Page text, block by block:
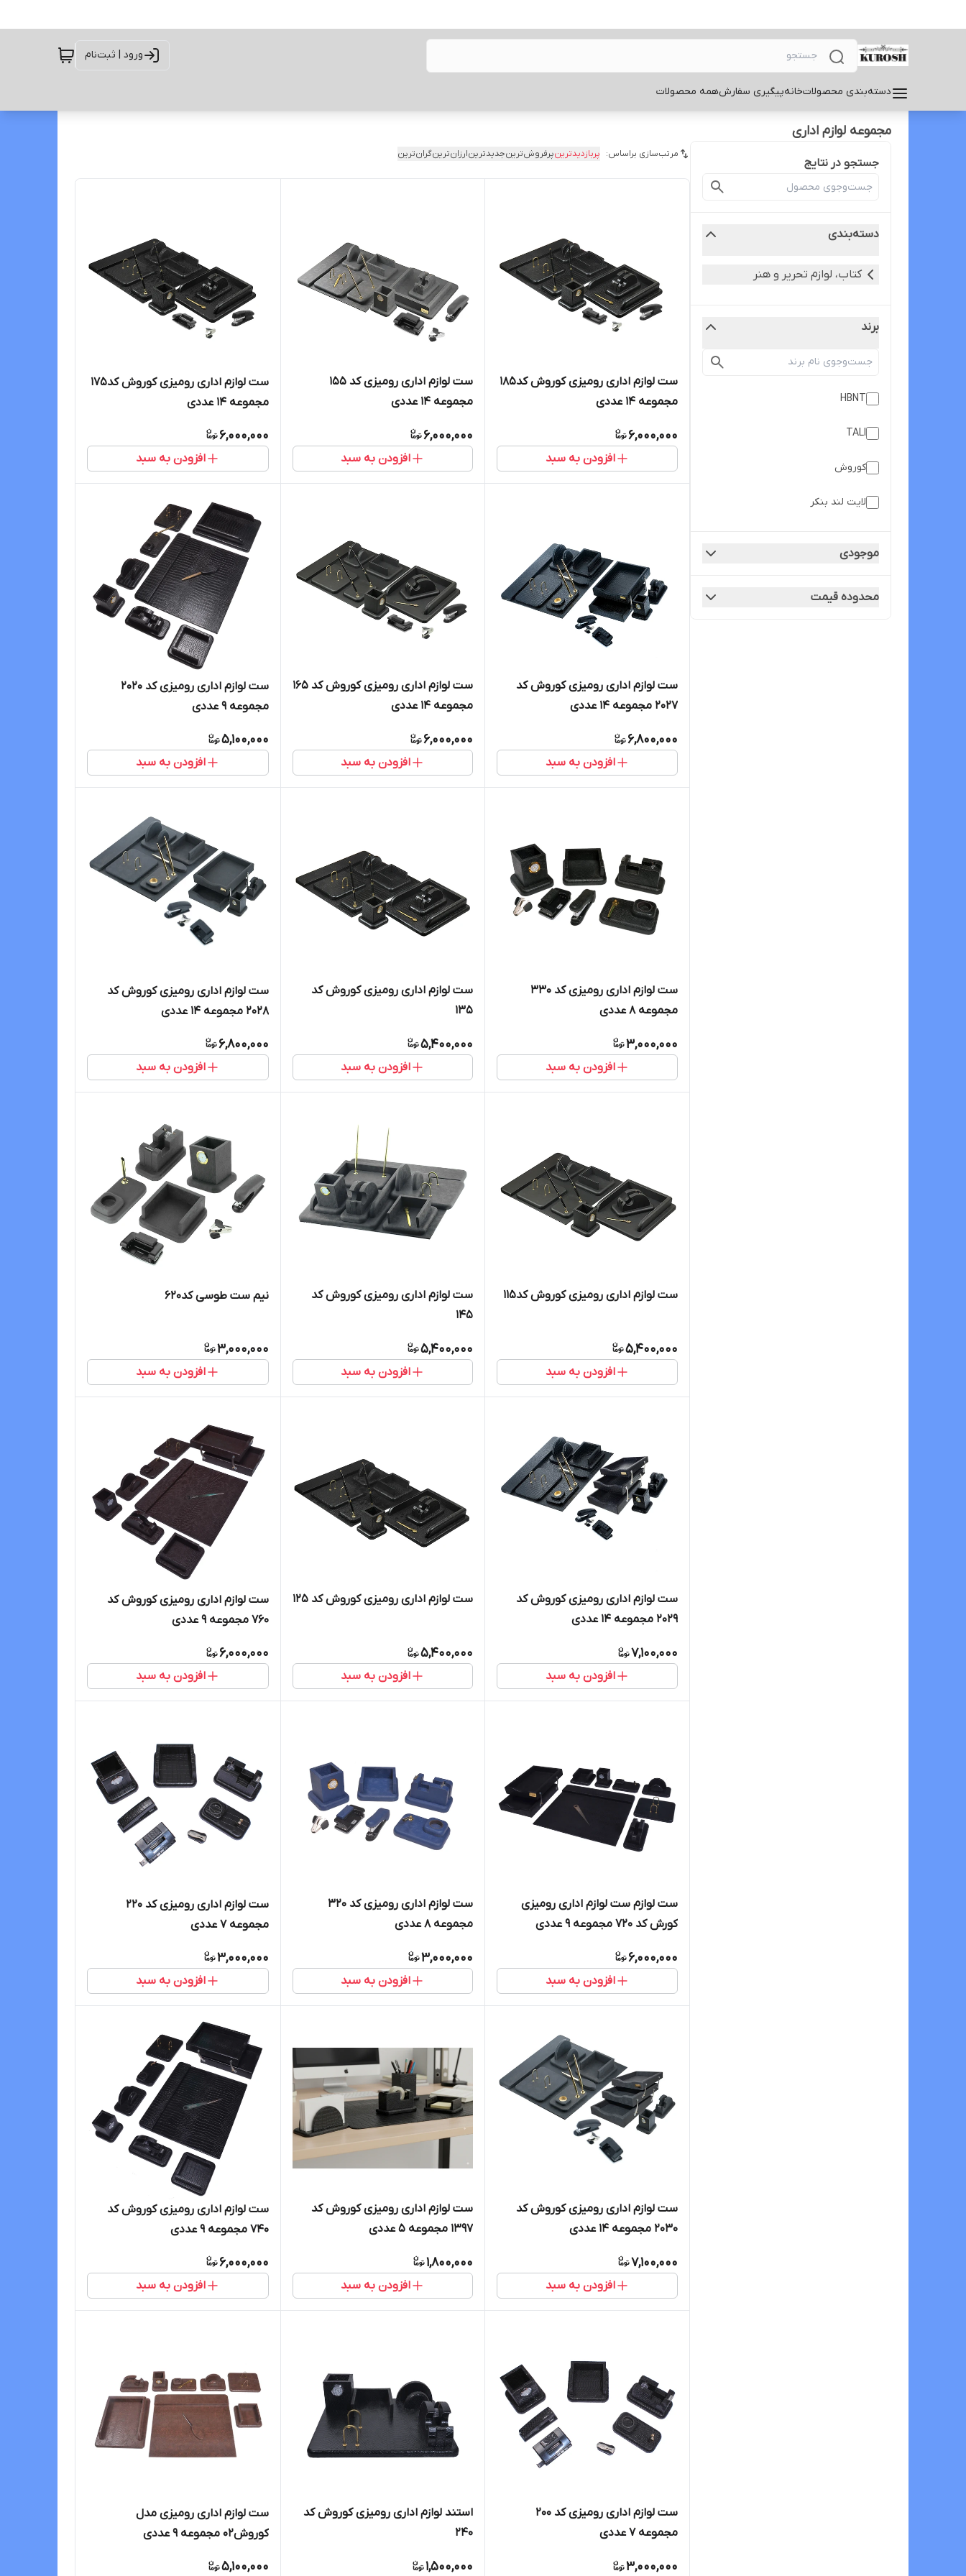
ورود | ثبت‌نام
دسته‌بندی محصولاتخانهپیگیری سفارشهمه محصولات
مجموعه لوازم اداری
جستجو در نتایج
دسته‌بندی
کتاب، لوازم تحریر و هنر
برند
HBNT
TALI
کوروش
لایت لند بنکر
موجودی
محدوده قیمت
مرتب‌سازی براساس: پربازدیدترینپرفروش‌ترینجدیدترینارزان‌ترینگران‌ترین
ست لوازم اداری رومیزی کوروش کد185
مجموعه 14 عددی
6,000,000
افزودن به سبد
ست لوازم اداری رومیزی کد 155
مجموعه 14 عددی
6,000,000
افزودن به سبد
ست لوازم اداری رومیزی کوروش کد175
مجموعه 14 عددی
6,000,000
افزودن به سبد
ست لوازم اداری رومیزی کوروش کد
2027 مجموعه 14 عددی
6,800,000
افزودن به سبد
ست لوازم اداری رومیزی کوروش کد 165
مجموعه 14 عددی
6,000,000
افزودن به سبد
ست لوازم اداری رومیزی کد ۲۰۲۰
مجموعه 9 عددی
5,100,000
افزودن به سبد
ست لوازم اداری رومیزی کد ۳۳۰
مجموعه ۸ عددی
3,000,000
افزودن به سبد
ست لوازم اداری رومیزی کوروش کد
135
5,400,000
افزودن به سبد
ست لوازم اداری رومیزی کوروش کد
2028 مجموعه 14 عددی
6,800,000
افزودن به سبد
ست لوازم اداری رومیزی کوروش کد115
5,400,000
افزودن به سبد
ست لوازم اداری رومیزی کوروش کد
145
5,400,000
افزودن به سبد
نیم ست طوسی کد620
3,000,000
افزودن به سبد
ست لوازم اداری رومیزی کوروش کد
2029 مجموعه 14 عددی
7,100,000
افزودن به سبد
ست لوازم اداری رومیزی کوروش کد 125
5,400,000
افزودن به سبد
ست لوازم اداری رومیزی کوروش کد
760 مجموعه 9 عددی
6,000,000
افزودن به سبد
ست لوازم ست لوازم اداری رومیزی
کورش کد 720 مجموعه 9 عددی
6,000,000
افزودن به سبد
ست لوازم اداری رومیزی کد ۳۲۰
مجموعه ۸ عددی
3,000,000
افزودن به سبد
ست لوازم اداری رومیزی کد ۲۲۰
مجموعه ۷ عددی
3,000,000
افزودن به سبد
ست لوازم اداری رومیزی کوروش کد
2030 مجموعه 14 عددی
7,100,000
افزودن به سبد
ست لوازم اداری رومیزی کوروش کد
1397 مجموعه ۵ عددی
1,800,000
افزودن به سبد
ست لوازم اداری رومیزی کوروش کد
740 مجموعه 9 عددی
6,000,000
افزودن به سبد
ست لوازم اداری رومیزی کد ۲۰۰
مجموعه ۷ عددی
3,000,000
استند لوازم اداری رومیزی کوروش کد
240
1,500,000
ست لوازم اداری رومیزی مدل
کوروش02 مجموعه 9 عددی
5,100,000